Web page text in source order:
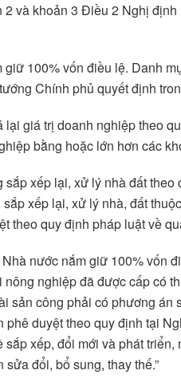
và khoản 3 Điều 2 Nghị
100% vốn điều lệ. Danh
Chính phủ quyết định
giá trị doanh nghiệp theo
bằng hoặc lớn hơn các
xếp lại, xử lý nhà đất theo
xếp lại, xử lý nhà, đất
theo quy định pháp luật về
nước nắm giữ 100% vốn
nghiệp đã được cấp có
sản công phải có phương án
phê duyệt theo quy định tại
xếp, đổi mới và phát
đổi, bổ sung, thay thế.”